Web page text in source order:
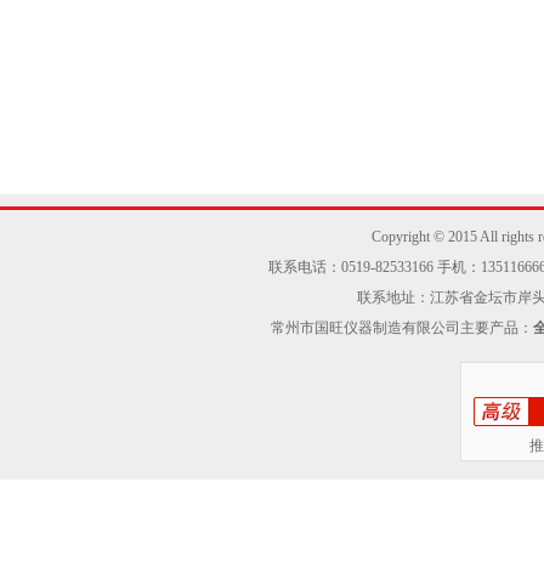
Copyright © 2015 All rights
联系电话：0519-82533166 手机：
联系地址：江苏省金坛市岸
常州市国旺仪器制造有限公司主要产品：